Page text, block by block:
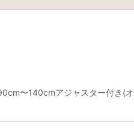
〜140cmアジャスター付き(オ